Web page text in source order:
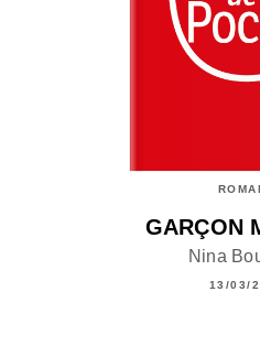
GARÇON
Nina
13/03/